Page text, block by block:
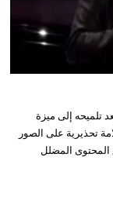
تلميحه إلى ميزة
تحذيرية على الصور
المحتوى المضلل